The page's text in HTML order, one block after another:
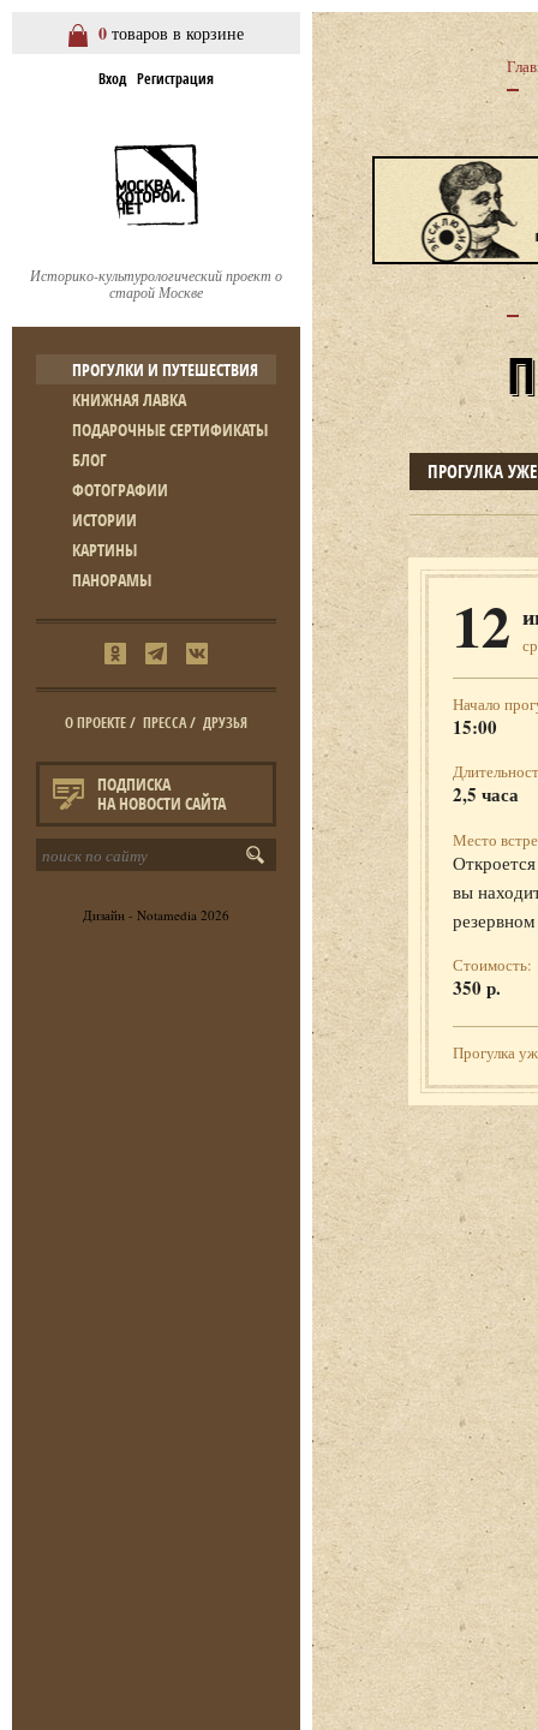
0 товаров в корзине
Вход Регистрация
Историко-культурологический проект о
старой Москве
ПРОГУЛКИ И ПУТЕШЕСТВИЯ
КНИЖНАЯ ЛАВКА
ПОДАРОЧНЫЕ СЕРТИФИКАТЫ
БЛОГ
ФОТОГРАФИИ
ИСТОРИИ
КАРТИНЫ
ПАНОРАМЫ
О ПРОЕКТЕ/ ПРЕССА/ ДРУЗЬЯ
ПОДПИСКА
НА НОВОСТИ САЙТА
Дизайн - Notamedia 2026
ПРОГУЛКА
12
Начало
15:00
2,5 часа
Место
вы
Стоимость:
350 р.
Прогулка